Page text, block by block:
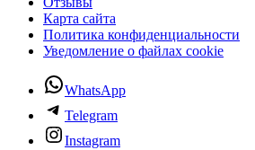
Карта сайта
Политика конфиденциальности
Уведомление о файлах cookie
WhatsApp
Telegram
Instagram